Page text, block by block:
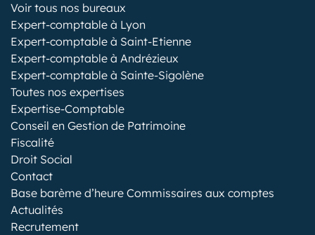
Voir tous nos bureaux
Expert-comptable à Lyon
Expert-comptable à Saint-Etienne
Expert-comptable à Andrézieux
Expert-comptable à Sainte-Sigolène
Toutes nos expertises
Expertise-Comptable
Conseil en Gestion de Patrimoine
Fiscalité
Droit Social
Contact
Base barème d’heure Commissaires aux comptes
Actualités
Recrutement